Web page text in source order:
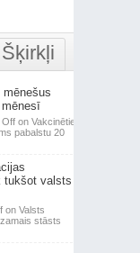
Šķirkļi
Offon Vakcinētie
pabalstu 20
tukšot valsts
on Valsts
stāsts